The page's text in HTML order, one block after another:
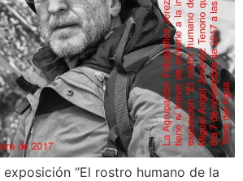
“El rostro humano de la